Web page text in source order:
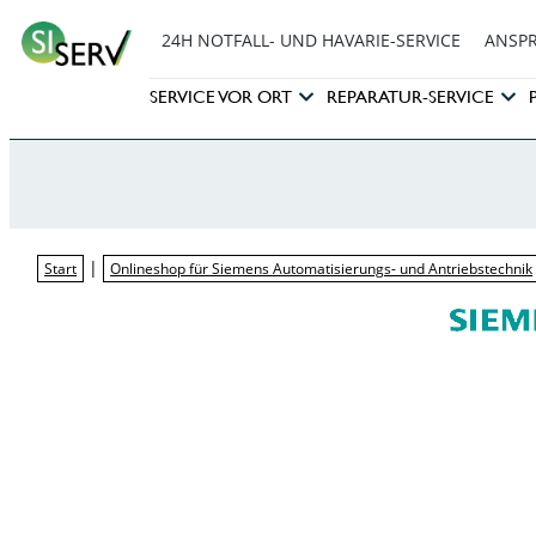
24H NOTFALL- UND HAVARIE-SERVICE
SERVICE VOR ORT REPARATUR-SERVICE
Start | Onlineshop für Siemens Automatisierungs- und Antriebstechnik